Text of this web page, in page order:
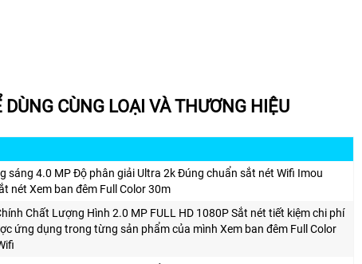
CÙNG LOẠI VÀ THƯƠNG HIỆU
sáng 4.0 MP Độ phân giải Ultra 2k Đúng chuẩn sắt nét Wifi Imou
nét Xem ban đêm Full Color 30m
Chất Lượng Hình 2.0 MP FULL HD 1080P Sắt nét tiết kiệm chi phí
ứng dụng trong từng sản phẩm của mình Xem ban đêm Full Color